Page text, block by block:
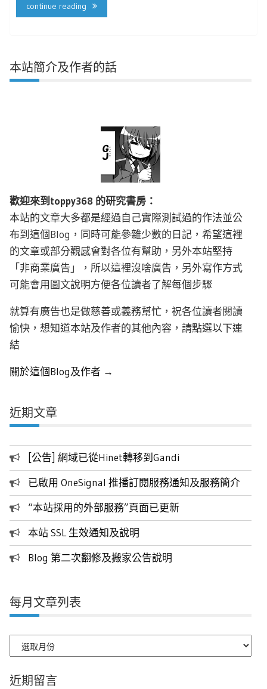
continue reading
本站簡介及作者的話
歡迎來到toppy368 的研究書房：
本站的文章大多都是經過自己實際測試過的作法並公
布到這個Blog，同時可能參雜少數的日記，希望這裡
的文章或部分觀感會對各位有幫助，另外本站堅持
「非商業廣告」，所以這裡沒啥廣告，另外寫作方式
可能會用圖文說明方便各位讀者了解每個步驟
就算有廣告也是做慈善或義務幫忙，祝各位讀者閱讀
愉快，想知道本站及作者的其他內容，請點選以下連
結
關於這個Blog及作者 →
近期文章
[公告] 網域已從Hinet轉移到Gandi
已啟用 OneSignal 推播訂閱服務通知及服務簡介
“本站採用的外部服務”頁面已更新
本站 SSL 生效通知及說明
Blog 第二次翻修及搬家公告說明
每月文章列表
月
章
近期留言